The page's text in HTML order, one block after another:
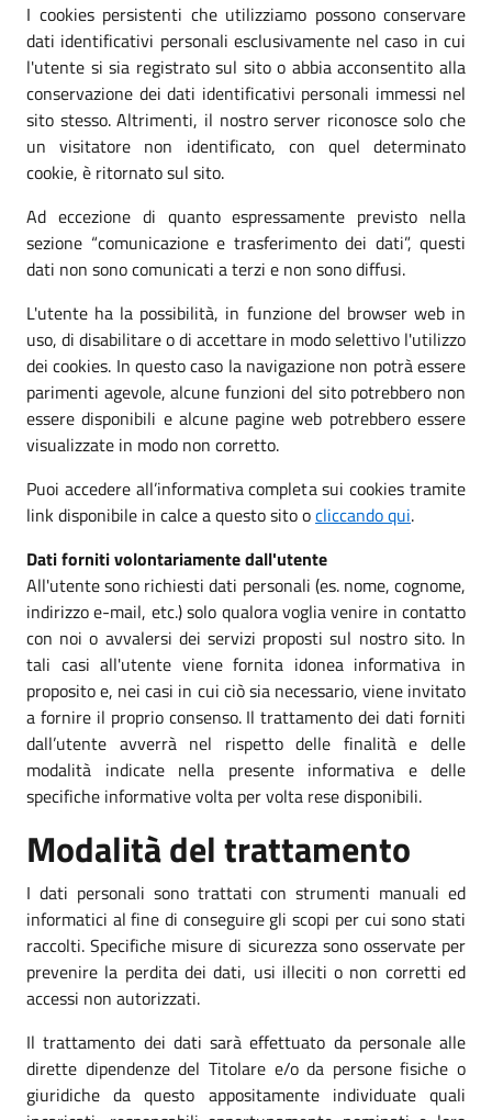
I cookies persistenti che utilizziamo possono conservare
dati identificativi personali esclusivamente nel caso in cui
l'utente si sia registrato sul sito o abbia acconsentito alla
conservazione dei dati identificativi personali immessi nel
sito stesso. Altrimenti, il nostro server riconosce solo che
un visitatore non identificato, con quel determinato
cookie, è ritornato sul sito.
Ad eccezione di quanto espressamente previsto nella
sezione “comunicazione e trasferimento dei dati”, questi
dati non sono comunicati a terzi e non sono diffusi.
L'utente ha la possibilità, in funzione del browser web in
uso, di disabilitare o di accettare in modo selettivo l'utilizzo
dei cookies. In questo caso la navigazione non potrà essere
parimenti agevole, alcune funzioni del sito potrebbero non
essere disponibili e alcune pagine web potrebbero essere
visualizzate in modo non corretto.
Puoi accedere all’informativa completa sui cookies tramite
link disponibile in calce a questo sito ocliccando qui.
Dati forniti volontariamente dall'utente
All'utente sono richiesti dati personali (es. nome, cognome,
indirizzo e-mail, etc.) solo qualora voglia venire in contatto
con noi o avvalersi dei servizi proposti sul nostro sito. In
tali casi all'utente viene fornita idonea informativa in
proposito e, nei casi in cui ciò sia necessario, viene invitato
a fornire il proprio consenso. Il trattamento dei dati forniti
dall’utente avverrà nel rispetto delle finalità e delle
modalità indicate nella presente informativa e delle
specifiche informative volta per volta rese disponibili.
Modalità del trattamento
I dati personali sono trattati con strumenti manuali ed
informatici al fine di conseguire gli scopi per cui sono stati
raccolti. Specifiche misure di sicurezza sono osservate per
prevenire la perdita dei dati, usi illeciti o non corretti ed
accessi non autorizzati.
Il trattamento dei dati sarà effettuato da personale alle
dirette dipendenze del Titolare e/o da persone fisiche o
giuridiche da questo appositamente individuate quali